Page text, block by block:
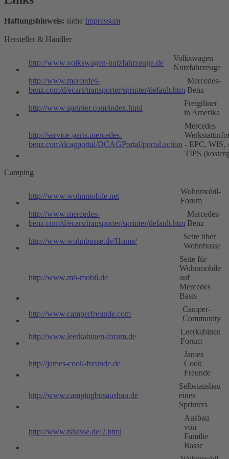
Haftungshinweis: siehe Impressum
Hersteller & Händler
http://www.volkswagen-nutzfahrzeuge.de
Volkswagen
Nutzfahrzeuge
http://www.mercedes-
benz.com/d/ecars/transporter/sprinter/default.htm
Mercedes-
Benz
http://www.sprinter.com/index.html
Freigtliner
in Amerika
http://service-parts.mercedes-
benz.com/dcagportal/DCAGPortal/portal.action
Mercedes
- EPC, WIS,
TIPS
Camping
http://www.wohnmobile.net
Wohnmobil-
Forum
http://www.mercedes-
benz.com/d/ecars/transporter/sprinter/default.htm
Mercedes-
Benz
http://www.wohnbusse.de/Home/
Seite über
Wohnbusse
http://www.mb-mobil.de
Seite für
Wohnmobile
auf
Mercedes
Basis
http://www.camperfreunde.com
Camper-
Community
http://www.leerkabinen-forum.de
Leerkabinen
Forum
http://james-cook-freunde.de
James
Cook
Freunde
http://www.campingbusausbau.de
Selbstausbau
eines
Sprinters
http://www.tsbasse.de/2.html
Ausbau
von
Familie
Basse